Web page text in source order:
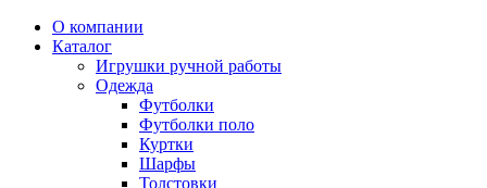
О компании
Каталог
Игрушки ручной работы
Одежда
Футболки
Футболки поло
Куртки
Шарфы
Толстовки